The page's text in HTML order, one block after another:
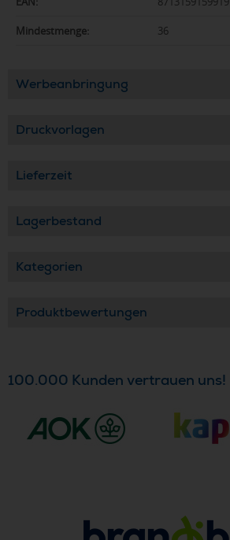
Mindestmenge: 36
Werbeanbringung
Druckvorlagen
Lieferzeit
Lagerbestand
Kategorien
Produktbewertungen
100.000 Kunden vertrauen uns!